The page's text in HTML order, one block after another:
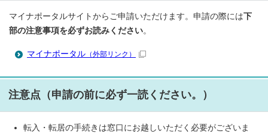
マイナポータルサイトからご申請いただけます。申請の際には下
部の注意事項を必ずお読みください。
マイナポータル （外部リンク）
注意点（申請の前に必ず一読ください。）
転入・転居の手続きは窓口にお越しいただく必要がございま